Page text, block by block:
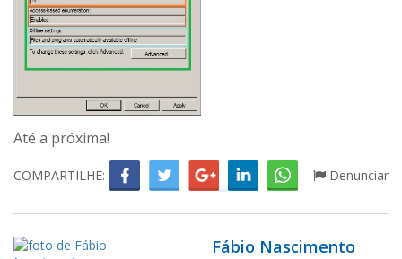
Até a próxima!
COMPARTILHE: Denunciar
Fábio Nascimento